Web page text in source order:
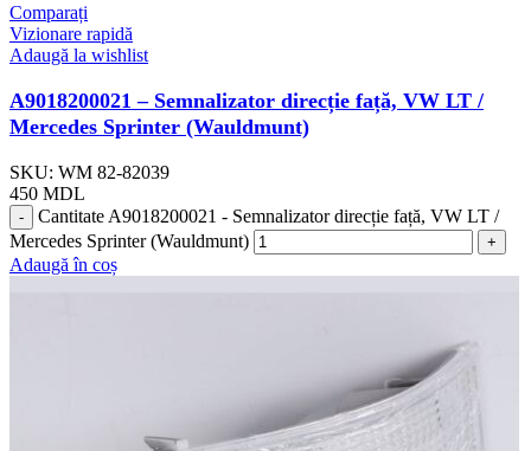
Comparați
Vizionare rapidă
Adaugă la wishlist
A9018200021 – Semnalizator direcție față, VW LT /
Mercedes Sprinter (Wauldmunt)
SKU: WM 82-82039
450 MDL
Cantitate A9018200021 - Semnalizator direcție față, VW LT /
Mercedes Sprinter (Wauldmunt)
Adaugă în coș